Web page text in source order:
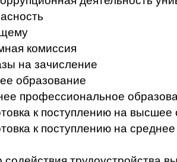
комиссия
на зачисление
образование
профессиональное
к поступлению на высшее
к поступлению на